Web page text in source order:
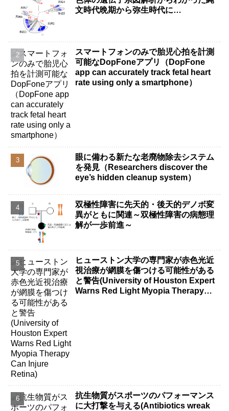
文時代晩期から弥生時代に…
スマートフォンのみで胎児心拍を計測
可能なDopFoneアプリ（DopFone
app can accurately track fetal heart
rate using only a smartphone）
眼に備わる新たな老廃物除去システム
を発見（Researchers discover the
eye’s hidden cleanup system）
双極性障害に先天的・後天的デノボ変
異がともに関連～双極性障害の病態理
解が一歩前進～
ヒューストン大学の専門家が赤色光近
視治療が網膜を傷つける可能性がある
と警告(University of Houston Expert
Warns Red Light Myopia Therapy
抗生物質がスポーツのパフォーマンス
に大打撃を与える(Antibiotics wreak